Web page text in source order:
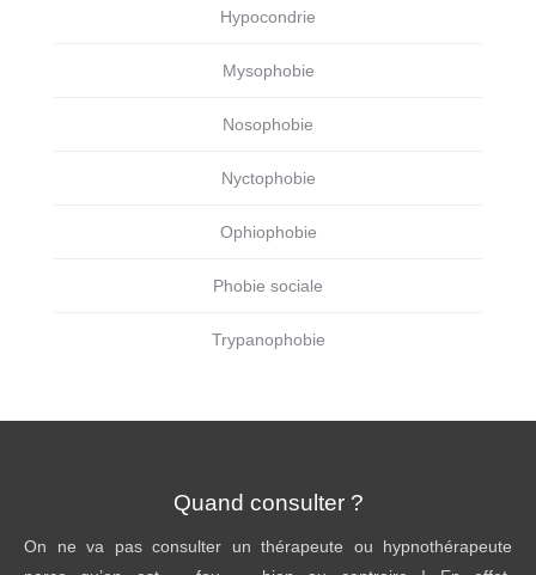
Hypocondrie
Mysophobie
Nosophobie
Nyctophobie
Ophiophobie
Phobie sociale
Trypanophobie
Quand consulter ?
On ne va pas consulter un thérapeute ou hypnothérapeute